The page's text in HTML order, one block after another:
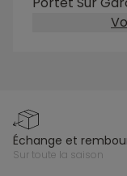
échange et
sur toute la saison